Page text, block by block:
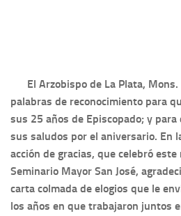
El Arzobispo de La Plata, Mons.
palabras de reconocimiento para
sus 25 años de Episcopado; y
sus saludos por el aniversario. En
acción de gracias, que celebró
Seminario Mayor San José,
carta colmada de elogios que le
los años en que trabajaron juntos